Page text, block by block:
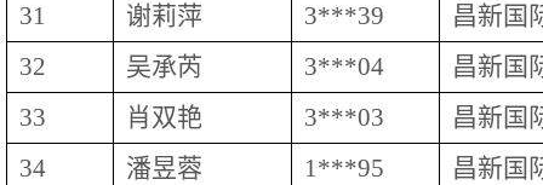
31
谢莉萍 3***39
昌新国
32
吴承芮 3***04
昌新国
33
肖双艳 3***03
昌新国
34
潘昱蓉 1***95
昌新国